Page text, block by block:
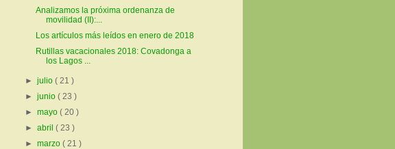
Analizamos la próxima ordenanza de
movilidad (II):...
Los artículos más leídos en enero de 2018
Rutillas vacacionales 2018: Covadonga a
los Lagos ...
►julio( 21 )
►junio( 23 )
►mayo( 20 )
►abril( 23 )
►marzo( 21 )